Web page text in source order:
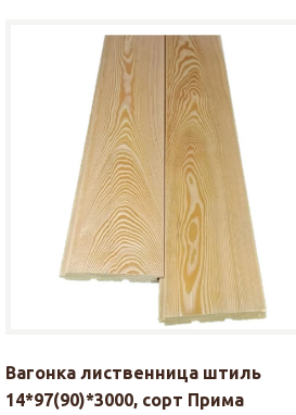
Вагонка лиственница штиль
14*97(90)*3000, сорт Прима